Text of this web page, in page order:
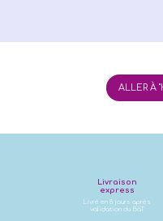
ALLER À
Livraison
express
Livré en 8 jours après
validation du BàT